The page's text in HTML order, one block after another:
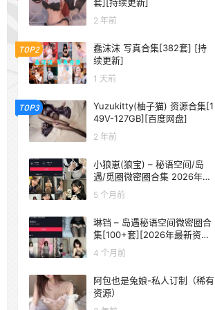
2 年前
TOP2
蠢沫沫 写真合集[382套] [持
续更新]
1 天前
TOP3
Yuzukitty(柚子猫) 资源合集[1
49V-127GB][百度网盘]
2 年前
小狼崽(狼宝) – 秘语空间/岛
遇/觅圈微密圈合集 2026年抖
音资源更新中
5 个月前
琳铛 – 岛遇秘语空间微密圈合
集[100+套][2026年最新资源
更新中]
4 个月前
阿包也是兔娘-私人订制（稀有
资源）